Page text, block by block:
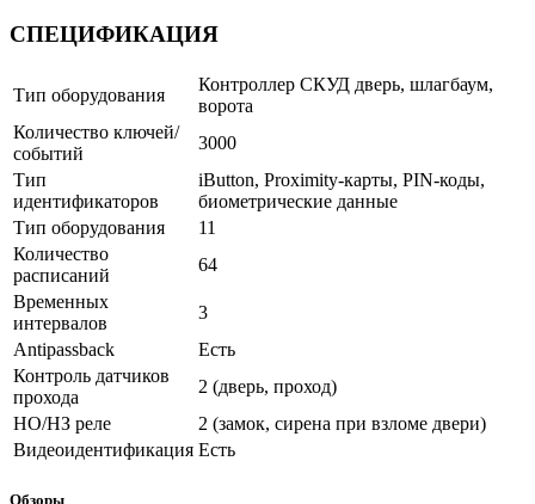
СПЕЦИФИКАЦИЯ
Тип оборудования
Контроллер СКУД дверь, шлагбаум,
ворота
Количество ключей/
событий
3000
Тип
идентификаторов
iButton, Proximity-карты, PIN-коды,
биометрические данные
Тип оборудования
11
Количество
расписаний
64
Временных
интервалов
3
Antipassback
Есть
Контроль датчиков
прохода
2 (дверь, проход)
НО/НЗ реле
2 (замок, сирена при взломе двери)
Видеоидентификация Есть
Обзоры